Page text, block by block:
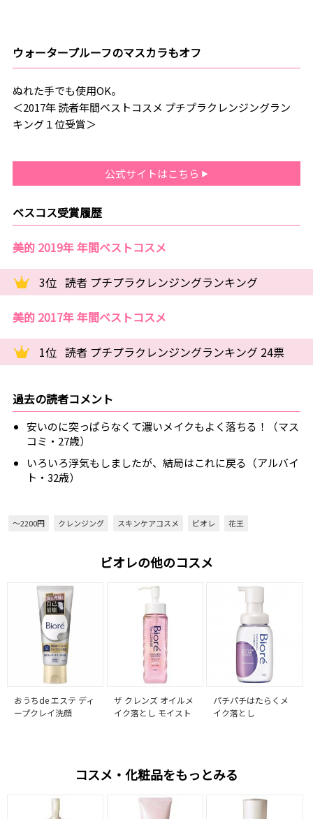
ウォータープルーフのマスカラもオフ
ぬれた手でも使用OK。
＜2017年 読者年間ベストコスメ プチプラクレンジングラン
キング１位受賞＞
公式サイトはこちら
ベスコス受賞履歴
美的 2019年 年間ベストコスメ
3位 読者 プチプラクレンジングランキング
美的 2017年 年間ベストコスメ
1位 読者 プチプラクレンジングランキング 24票
過去の読者コメント
安いのに突っぱらなくて濃いメイクもよく落ちる！（マス
コミ・27歳）
いろいろ浮気もしましたが、結局はこれに戻る（アルバイ
ト・32歳）
～2200円 クレンジング スキンケアコスメ ビオレ 花王
ビオレの他のコスメ
おうちde エステ ディ
ープクレイ洗顔
ザ クレンズ オイルメ
イク落とし モイスト
パチパチはたらくメ
イク落とし
コスメ・化粧品をもっとみる